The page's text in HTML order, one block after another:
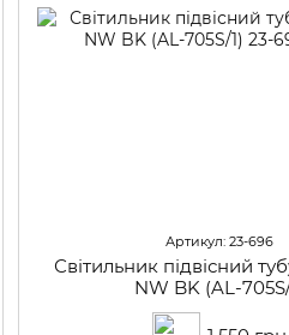
Артикул: 23-696
Світильник підвісний
NW BK (AL-